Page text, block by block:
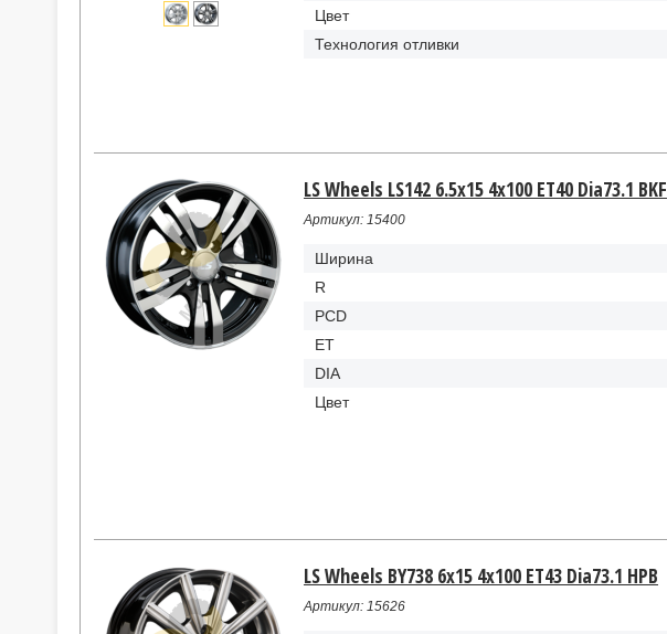
Цвет
Технология отливки
LS Wheels LS142 6.5x15 4x100 ET40 Dia73.1 BKF
Артикул: 15400
Ширина
R
PCD
ET
DIA
Цвет
LS Wheels BY738 6x15 4x100 ET43 Dia73.1 HPB
Артикул: 15626